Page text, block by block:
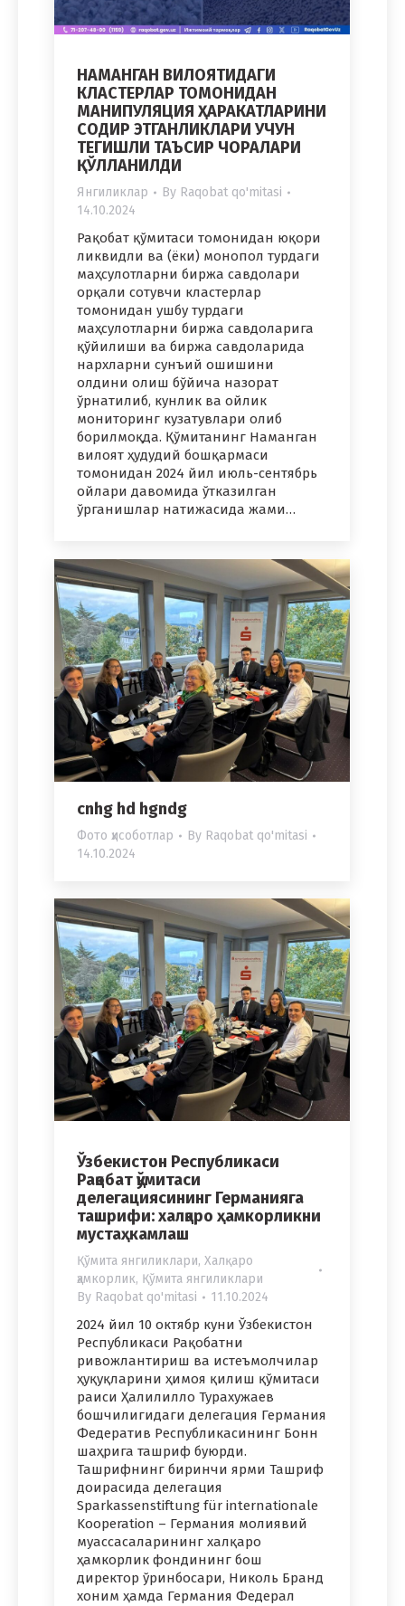
НАМАНГАН ВИЛОЯТИДАГИ
КЛАСТЕРЛАР ТОМОНИДАН
МАНИПУЛЯЦИЯ ҲАРАКАТЛАРИНИ
СОДИР ЭТГАНЛИКЛАРИ УЧУН
ТЕГИШЛИ ТАЪСИР ЧОРАЛАРИ
ҚЎЛЛАНИЛДИ
Янгиликлар By Raqobat qo'mitasi
14.10.2024
Рақобат қўмитаси томонидан юқори
ликвидли ва (ёки) монопол турдаги
маҳсулотларни биржа савдолари
орқали сотувчи кластерлар
томонидан ушбу турдаги
маҳсулотларни биржа савдоларига
қўйилиши ва биржа савдоларида
нархларни сунъий ошишини
олдини олиш бўйича назорат
ўрнатилиб, кунлик ва ойлик
мониторинг кузатувлари олиб
борилмоқда. Қўмитанинг Наманган
вилоят ҳудудий бошқармаси
томонидан 2024 йил июль-сентябрь
ойлари давомида ўтказилган
ўрганишлар натижасида жами…
cnhg hd hgndg
Фото ҳисоботлар By Raqobat qo'mitasi
14.10.2024
Ўзбекистон Республикаси
Рақобат қўмитаси
делегациясининг Германияга
ташрифи: халқаро ҳамкорликни
мустаҳкамлаш
Қўмита янгиликлари, Халқаро
ҳамкорлик, Қўмита янгиликлари
By Raqobat qo'mitasi 11.10.2024
2024 йил 10 октябр куни Ўзбекистон
Республикаси Рақобатни
ривожлантириш ва истеъмолчилар
ҳуқуқларини ҳимоя қилиш қўмитаси
раиси Ҳалилилло Турахужаев
бошчилигидаги делегация Германия
Федератив Республикасининг Бонн
шаҳрига ташриф буюрди.
Ташрифнинг биринчи ярми Ташриф
доирасида делегация
Sparkassenstiftung für internationale
Kooperation – Германия молиявий
муассасаларининг халқаро
ҳамкорлик фондининг бош
директор ўринбосари, Николь Бранд
хоним ҳамда Германия Федерал